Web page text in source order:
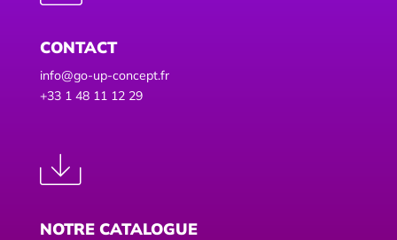
CONTACT
info@go-up-concept.fr
+33 1 48 11 12 29
NOTRE CATALOGUE